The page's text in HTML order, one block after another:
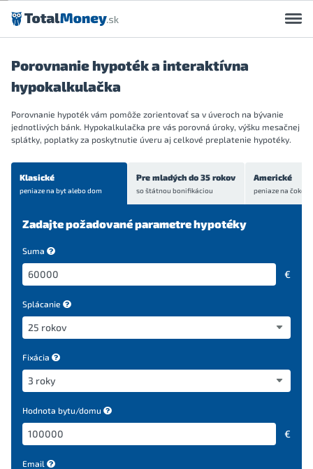
Preskočiť na obsah
Porovnanie hypoték a interaktívna
hypokalkulačka
Porovnanie hypoték vám pomôže zorientovať sa v úveroch na bývanie
jednotlivých bánk. Hypokalkulačka pre vás porovná úroky, výšku mesačnej
splátky, poplatky za poskytnutie úveru aj celkové preplatenie hypotéky.
Klasické
peniaze na bytalebo dom
Pre mladých do 35 rokov
so štátnou bonifikáciou
Americké
peniaze na
Zadajte požadované parametre hypotéky
Suma
€
Splácanie
Fixácia
Hodnota bytu/domu
€
Email